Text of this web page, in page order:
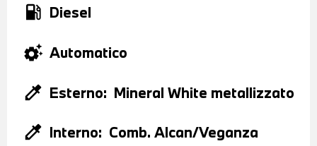
local_gas_station Diesel
settings_suggest Automatico
colorize Esterno: Mineral White metallizzato
colorize Interno: Comb. Alcan/Veganza